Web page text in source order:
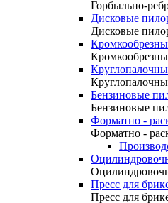
Горбыльно-
Дисковые
Дисковые
Бензиновые
Бензиновые
Форматно -
Форматно -
Пресс для
Пресс для